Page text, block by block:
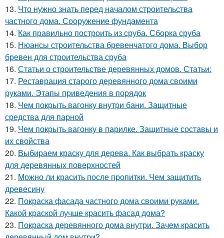
13. Что нужно знать перед началом строительства
частного дома. Сооружение фундамента
14. Как правильно построить из сруба. Сборка сруба
15. Нюансы строительства бревенчатого дома. Выбор
бревен для строительства сруба
16. Статьи о строительстве деревянных домов. Статьи:
17. Реставрация старого деревянного дома своими
руками. Этапы приведения в порядок
18. Чем покрыть вагонку внутри бани. Защитные
средства для парной
19. Чем покрыть вагонку в парилке. Защитные составы и
их свойства
20. Выбираем краску для дерева. Как выбрать краску
для деревянных поверхностей
21. Можно ли красить после пропитки. Чем защитить
древесину
22. Покраска фасада частного дома своими руками.
Какой краской лучше красить фасад дома?
23. Покраска деревянного дома внутри. Зачем красить